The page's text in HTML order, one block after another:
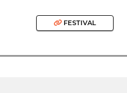
FESTIVAL